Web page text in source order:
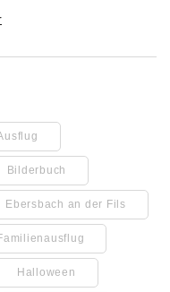
Bilderbuch
Ebersbach an der Fils
Halloween